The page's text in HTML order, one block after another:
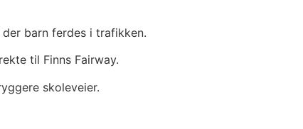
barn ferdes i trafikken.
til Finns Fairway.
skoleveier.